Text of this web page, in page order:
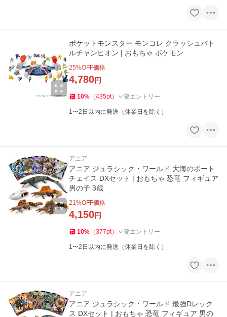
ポケットモンスター モンコレ クラッシュバト
ルチャンピオン | おもちゃ ポケモン
25%OFF価格
4,780円
10% （435pt） 要エントリー
1〜2日以内に発送（休業日を除く）
アニア
アニア ジュラシック・ワールド 大海のボート
チェイス DXセット | おもちゃ 恐竜 フィギュア
男の子 3歳
21%OFF価格
4,150円
10% （377pt） 要エントリー
1〜2日以内に発送（休業日を除く）
アニア
アニア ジュラシック・ワールド 最強Dレック
ス DXセット | おもちゃ 恐竜 フィギュア 男の